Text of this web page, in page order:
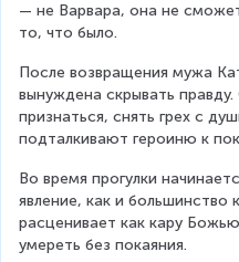
— не Варвара, она не
то, что было.
После возвращения мужа
вынуждена скрывать
признаться, снять грех с
подталкивают героиню к
Во время прогулки
явление, как и большинство
расценивает как кару
умереть без покаяния.